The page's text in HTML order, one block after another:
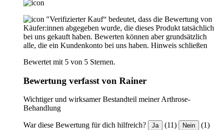
"Verifizierter Kauf“ bedeutet, dass die Bewertung von
Käufer:innen abgegeben wurde, die dieses Produkt tatsächlich
bei uns gekauft haben. Bewerten können aber grundsätzlich
alle, die ein Kundenkonto bei uns haben. Hinweis schließen
Bewertet mit 5 von 5 Sternen.
Bewertung verfasst von Rainer
Wichtiger und wirksamer Bestandteil meiner Arthrose-
Behandlung
War diese Bewertung für dich hilfreich? Ja (11) Nein (1)